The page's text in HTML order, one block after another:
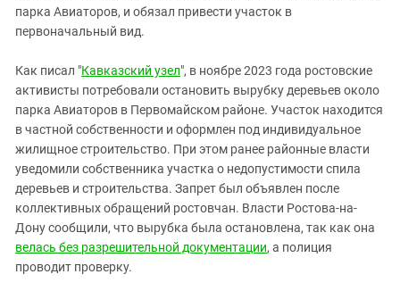
СКФО
Ставропольский край
Чечня
Южная Осетия
Южный Кавказ
ЮФО
парка Авиаторов, и обязал привести участок в
первоначальный вид.
Как писал "Кавказский узел", в ноябре 2023 года ростовские
активисты потребовали остановить вырубку деревьев около
парка Авиаторов в Первомайском районе. Участок находится
в частной собственности и оформлен под индивидуальное
жилищное строительство. При этом ранее районные власти
уведомили собственника участка о недопустимости спила
деревьев и строительства. Запрет был объявлен после
коллективных обращений ростовчан. Власти Ростова-на-
Дону сообщили, что вырубка была остановлена, так как она
велась без разрешительной документации, а полиция
проводит проверку.